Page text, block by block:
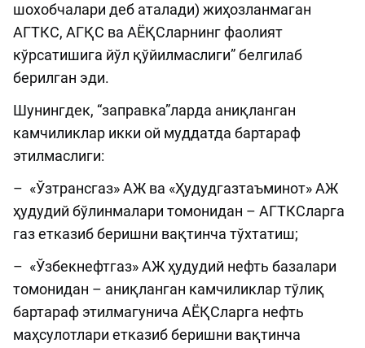
шохобчалари деб аталади) жиҳозланмаган
АГТКС, АГҚС ва АЁҚСларнинг фаолият
кўрсатишига йўл қўйилмаслиги” белгилаб
берилган эди.
Шунингдек, “заправка”ларда аниқланган
камчиликлар икки ой муддатда бартараф
этилмаслиги:
– «Ўзтрансгаз» АЖ ва «Ҳудудгазтаъминот» АЖ
ҳудудий бўлинмалари томонидан – АГТКСларга
газ етказиб беришни вақтинча тўхтатиш;
– «Ўзбекнефтгаз» АЖ ҳудудий нефть базалари
томонидан – аниқланган камчиликлар тўлиқ
бартараф этилмагунича АЁҚСларга нефть
маҳсулотлари етказиб беришни вақтинча